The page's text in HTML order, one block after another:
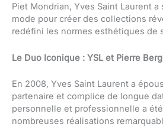
Piet Mondrian, Yves Saint Laurent a
mode pour créer des collections
redéfini les normes esthétiques de
Le Duo Iconique : YSL et Pierre
En 2008, Yves Saint Laurent a
partenaire et complice de longue
personnelle et professionnelle a
nombreuses réalisations